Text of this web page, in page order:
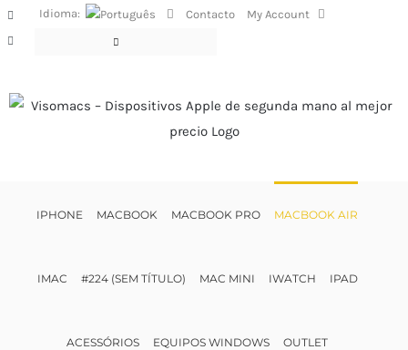
Skip
to
FacebookIdioma: Contacto My Account
IPHONE MACBOOK MACBOOK PRO MACBOOK AIR
IMAC #224 (SEM TÍTULO) MAC MINI IWATCH IPAD
ACESSÓRIOS EQUIPOS WINDOWS OUTLET